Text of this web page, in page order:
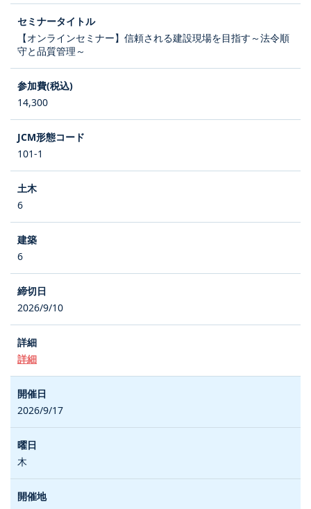
【オンラインセミナー】信頼される建設現場を目指す～法令順
守と品質管理～
14,300
101-1
6
6
2026/9/10
詳細
2026/9/17
木